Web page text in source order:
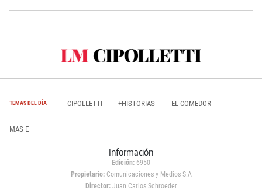
TEMAS DEL DÍA CIPOLLETTI +HISTORIAS EL COMEDOR
MAS E
Información
Edición: 6950
Propietario:Comunicaciones y Medios S.A
Director: Juan Carlos Schroeder